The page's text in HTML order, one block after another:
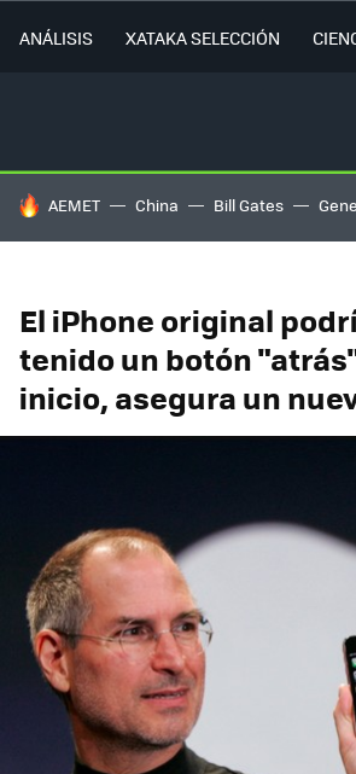
ANÁLISIS XATAKA SELECCIÓN
HOY SE HABLA DE
AEMET China Bill Gates
El iPhone original
tenido un botón
inicio, asegura un